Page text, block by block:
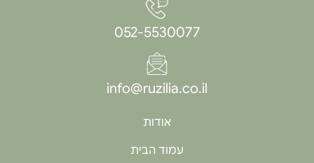
052-5530077
info@ruzilia.co.il
אודות
עמוד הבית